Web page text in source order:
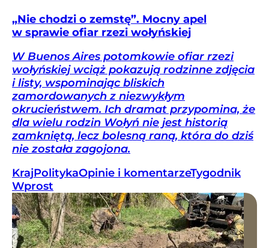
„Nie chodzi o zemstę”. Mocny apel
w sprawie ofiar rzezi wołyńskiej
W Buenos Aires potomkowie ofiar rzezi
wołyńskiej wciąż pokazują rodzinne zdjęcia
i listy, wspominając bliskich
zamordowanych z niezwykłym
okrucieństwem. Ich dramat przypomina, że
dla wielu rodzin Wołyń nie jest historią
zamkniętą, lecz bolesną raną, która do dziś
nie została zagojona.
KrajPolitykaOpinie i komentarzeTygodnik
Wprost